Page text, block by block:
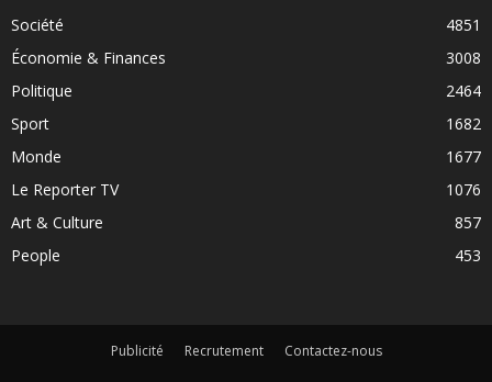
Société
4851
Économie & Finances
3008
Politique
2464
Sport
1682
Monde
1677
Le Reporter TV
1076
Art & Culture
857
People
453
Publicité Recrutement
Contactez-nous